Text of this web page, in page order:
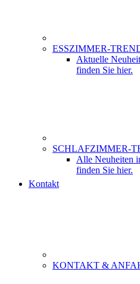
ESSZIMMER-
Aktuelle
finden Sie hier.
SCHLAFZIMMER-
Alle Neuheiten
finden Sie hier.
Kontakt
KONTAKT &